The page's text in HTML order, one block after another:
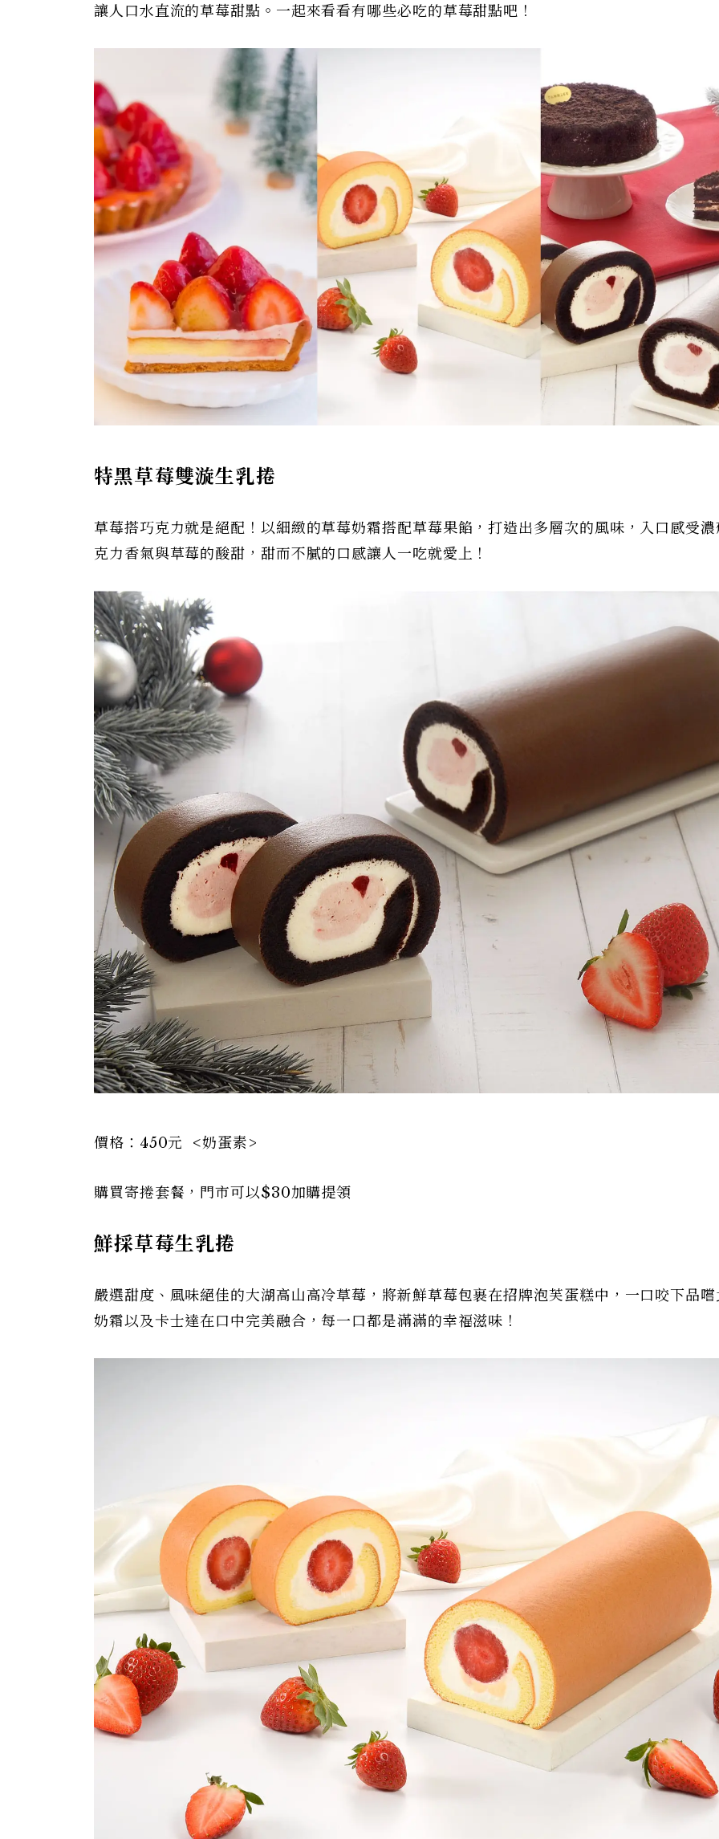
讓人口水直流的草莓甜點。一起來看看有哪些必吃的草莓甜點吧！
特黑草莓雙漩生乳捲
草莓搭巧克力就是絕配！以細緻的草莓奶霜搭配草莓果餡，打造出多層次的風味，入口感受
克力香氣與草莓的酸甜，甜而不膩的口感讓人一吃就愛上！
價格：450元 <奶蛋素>
購買寄捲套餐，門市可以$30加購提領
鮮採草莓生乳捲
嚴選甜度、風味絕佳的大湖高山高冷草莓，將新鮮草莓包裹在招牌泡芙蛋糕中，一口咬下品
奶霜以及卡士達在口中完美融合，每一口都是滿滿的幸福滋味！